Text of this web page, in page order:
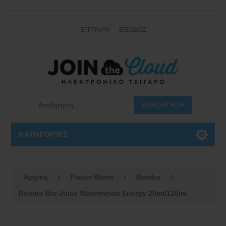
ΕΓΓΡΑΦΉ ΕΊΣΟΔΟΣ
ΚΑΤΗΓΟΡΊΕΣ
Αρχική / Flavor Shots / Bombo
/
Bombo Bar Juice Watermelon Energy 20ml/120ml